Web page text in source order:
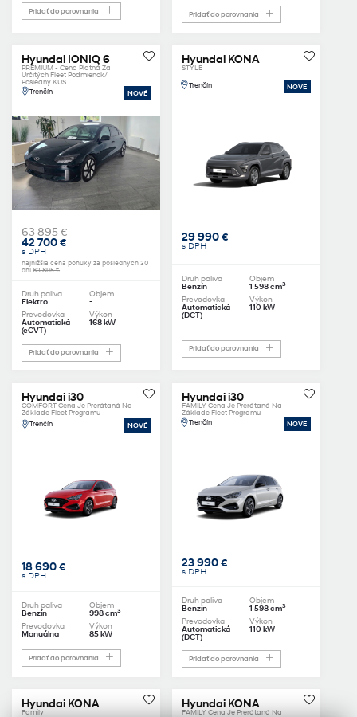
Pridať do porovnania Pridať do porovnania
Hyundai IONIQ 6
PREMIUM - Cena Platná Za
Určitých Fleet Podmienok/
Posledný KUS
Trenčín
NOVÉ
63 895 €
42 700 €
s DPH
najnižšia cena ponuky za posledných 30
dní63 895 €
Druh paliva
Elektro
Objem
-
Prevodovka
Automatická
(eCVT)
Výkon
168 kW
Pridať do porovnania
Hyundai KONA
STYLE
Trenčín
NOVÉ
29 990 €
s DPH
Druh paliva
Benzín
Objem
1 598 cm3
Prevodovka
Automatická
(DCT)
Výkon
110 kW
Pridať do porovnania
Hyundai i30
COMFORT Cena Je Prerátaná Na
Základe Fleet Programu
Trenčín
NOVÉ
18 690 €
s DPH
Druh paliva
Benzín
Objem
998 cm3
Prevodovka
Manuálna
Výkon
85 kW
Pridať do porovnania
Hyundai i30
FAMILY Cena Je Prerátaná Na
Základe Fleet Programu
Trenčín
NOVÉ
23 990 €
s DPH
Druh paliva
Benzín
Objem
1 598 cm3
Prevodovka
Automatická
(DCT)
Výkon
110 kW
Pridať do porovnania
Hyundai KONA
Family
Hyundai KONA
FAMILY Cena Je Prerátaná Na